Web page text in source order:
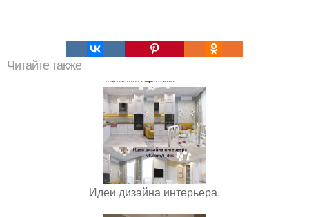
Читайте также
Идеи дизайна интерьера.